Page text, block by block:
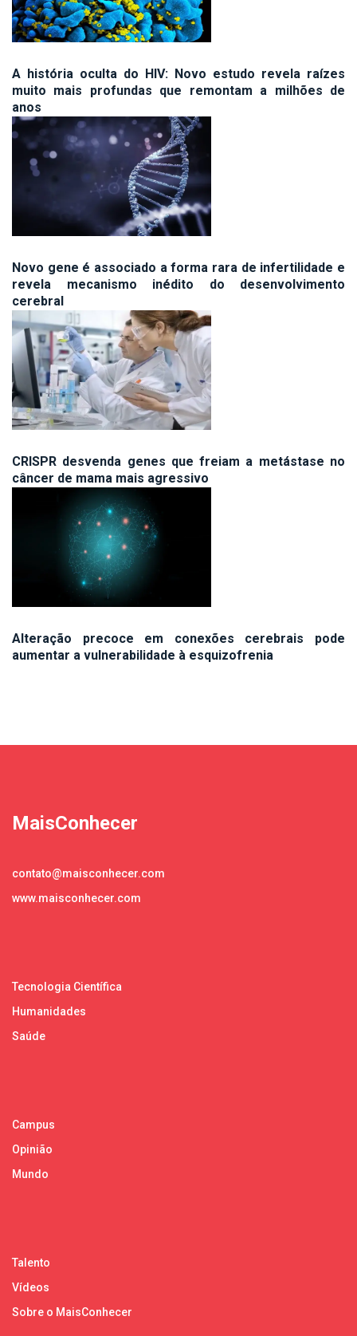
A história oculta do HIV: Novo estudo revela raízes
muito mais profundas que remontam a milhões de
anos
Novo gene é associado a forma rara de infertilidade e
revela mecanismo inédito do desenvolvimento
cerebral
CRISPR desvenda genes que freiam a metástase no
câncer de mama mais agressivo
Alteração precoce em conexões cerebrais pode
aumentar a vulnerabilidade à esquizofrenia
MaisConhecer
contato@maisconhecer.com
www.maisconhecer.com
Tecnologia Científica
Humanidades
Saúde
Campus
Opinião
Mundo
Talento
Vídeos
Sobre o MaisConhecer